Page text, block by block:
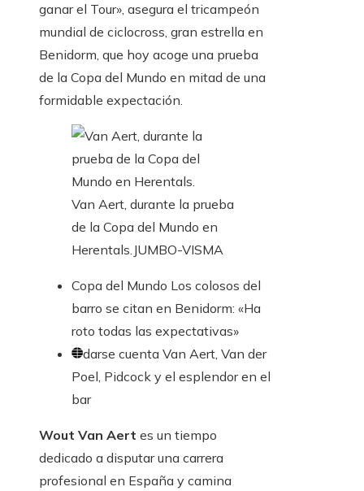
ganar el Tour», asegura el tricampeón
mundial de ciclocross, gran estrella en
Benidorm, que hoy acoge una prueba
de la Copa del Mundo en mitad de una
formidable expectación.
Van Aert, durante la prueba
de la Copa del Mundo en
Herentals. JUMBO-VISMA
Copa del Mundo Los colosos del
barro se citan en Benidorm: «Ha
roto todas las expectativas»
darse cuenta Van Aert, Van der
Poel, Pidcock y el esplendor en el
bar
Wout Van Aert es un tiempo
dedicado a disputar una carrera
profesional en España y camina